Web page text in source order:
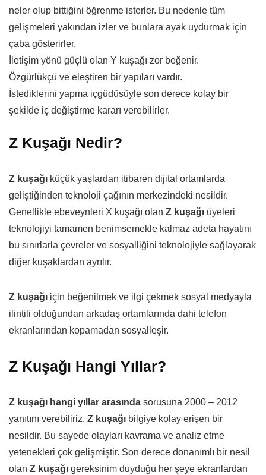
neler olup bittiğini öğrenme isterler. Bu nedenle tüm
gelişmeleri yakından izler ve bunlara ayak uydurmak için
çaba gösterirler.
İletişim yönü güçlü olan Y kuşağı zor beğenir.
Özgürlükçü ve eleştiren bir yapıları vardır.
İstediklerini yapma içgüdüsüyle son derece kolay bir
şekilde iç değiştirme kararı verebilirler.
Z Kuşağı Nedir?
Z kuşağı küçük yaşlardan itibaren dijital ortamlarda
geliştiğinden teknoloji çağının merkezindeki nesildir.
Genellikle ebeveynleri X kuşağı olan Z kuşağı üyeleri
teknolojiyi tamamen benimsemekle kalmaz adeta hayatını
bu sınırlarla çevreler ve sosyalliğini teknolojiyle sağlayarak
diğer kuşaklardan ayrılır.
Z kuşağı için beğenilmek ve ilgi çekmek sosyal medyayla
ilintili olduğundan arkadaş ortamlarında dahi telefon
ekranlarından kopamadan sosyalleşir.
Z Kuşağı Hangi Yıllar?
Z kuşağı hangi yıllar arasında sorusuna 2000 – 2012
yanıtını verebiliriz. Z kuşağı bilgiye kolay erişen bir
nesildir. Bu sayede olayları kavrama ve analiz etme
yetenekleri çok gelişmiştir. Son derece donanımlı bir nesil
olan Z kuşağı gereksinim duyduğu her şeye ekranlardan